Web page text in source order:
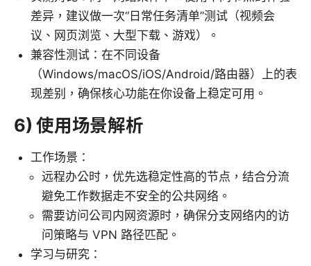
差异，建议做一次“日常任务清单”测试（视频会
议、网页浏览、大型下载、游戏）。
兼容性测试：在不同设备
（Windows/macOS/iOS/Android/路由器）上的表
现差别，确保核心功能在你设备上稳定可用。
6) 使用场景解析
工作场景：
远程办公时，优先选稳定性高的节点，结合分流
避免工作数据走不安全的公共网络。
需要访问公司内网资源时，确保分支网络内的访
问策略与 VPN 路径匹配。
学习与研究：